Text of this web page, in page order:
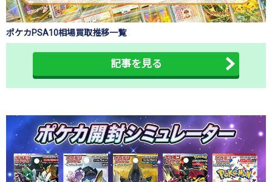
ポケカPSA10相場買取推移一覧
記事を見る